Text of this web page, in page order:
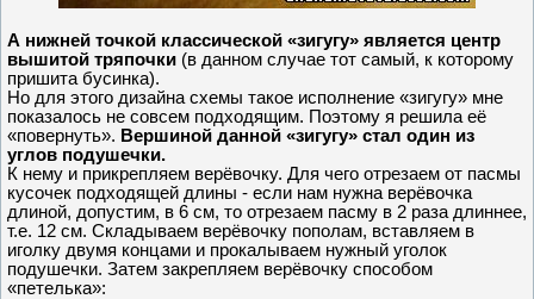
А нижней точкой классической «зигугу» является центр
вышитой тряпочки (в данном случае тот самый, к которому
пришита бусинка).
Но для этого дизайна схемы такое исполнение «зигугу» мне
показалось не совсем подходящим. Поэтому я решила её
«повернуть». Вершиной данной «зигугу» стал один из
углов подушечки.
К нему и прикрепляем верёвочку. Для чего отрезаем от пасмы
кусочек подходящей длины - если нам нужна верёвочка
длиной, допустим, в 6 см, то отрезаем пасму в 2 раза длиннее,
т.е. 12 см. Складываем верёвочку пополам, вставляем в
иголку двумя концами и прокалываем нужный уголок
подушечки. Затем закрепляем верёвочку способом
«петелька»: